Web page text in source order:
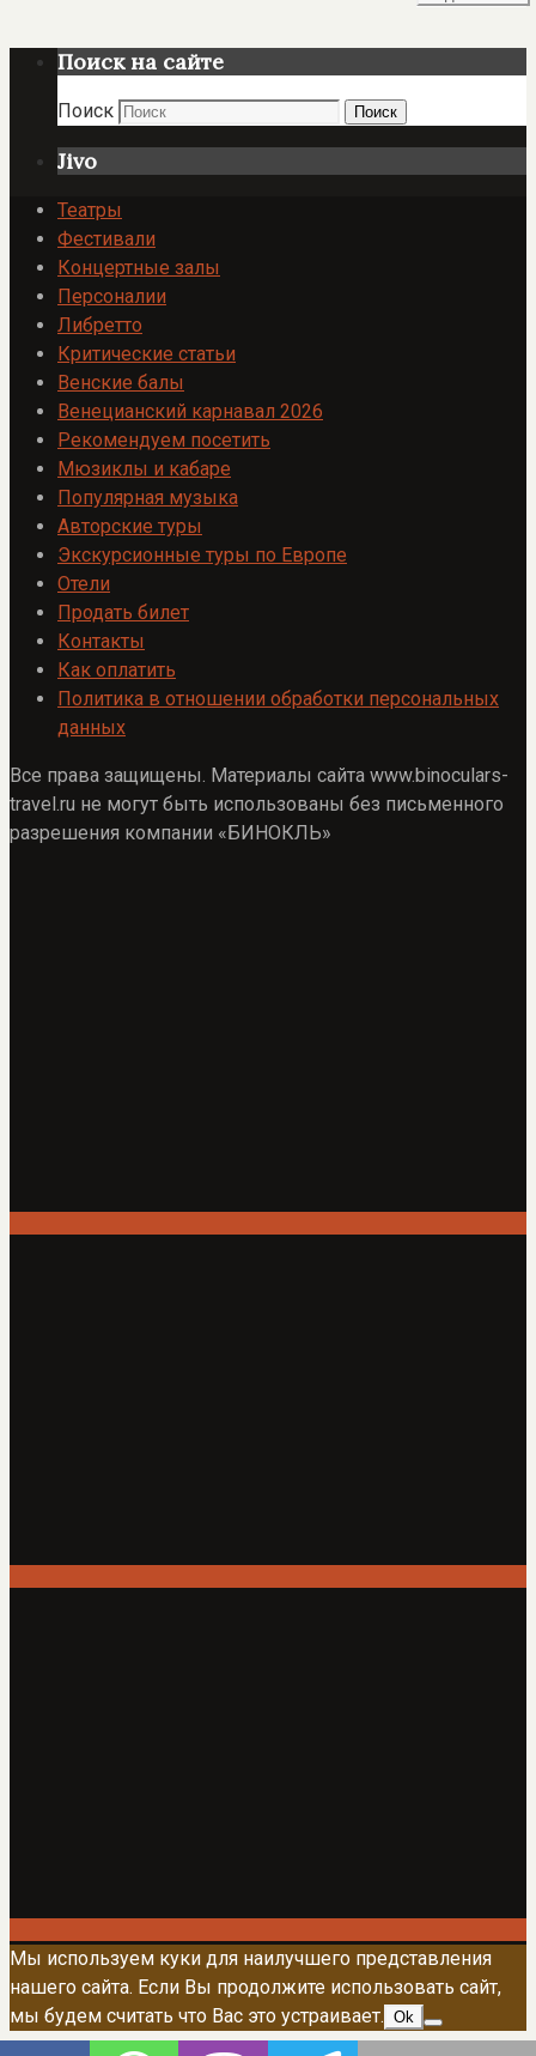
Поиск на сайте
Поиск Поиск
Jivo
Театры
Фестивали
Концертные залы
Персоналии
Либретто
Критические статьи
Венские балы
Венецианский карнавал 2026
Рекомендуем посетить
Мюзиклы и кабаре
Популярная музыка
Авторские туры
Экскурсионные туры по Европе
Отели
Продать билет
Контакты
Как оплатить
Политика в отношении обработки персональных
данных
Все права защищены. Материалы сайта www.binoculars-
travel.ru не могут быть использованы без письменного
разрешения компании «БИНОКЛЬ»
Мы используем куки для наилучшего представления
нашего сайта. Если Вы продолжите использовать сайт,
мы будем считать что Вас это устраивает. Ok